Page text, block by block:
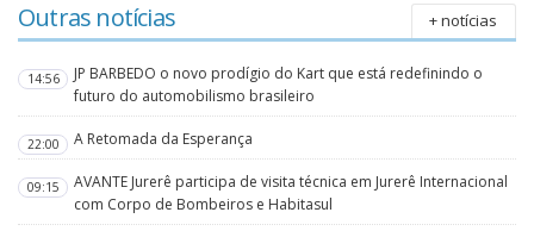
Outras notícias + notícias
14:56
JP BARBEDO o novo prodígio do Kart que está redefinindo o
futuro do automobilismo brasileiro
22:00 A Retomada da Esperança
09:15
AVANTE Jurerê participa de visita técnica em Jurerê Internacional
com Corpo de Bombeiros e Habitasul